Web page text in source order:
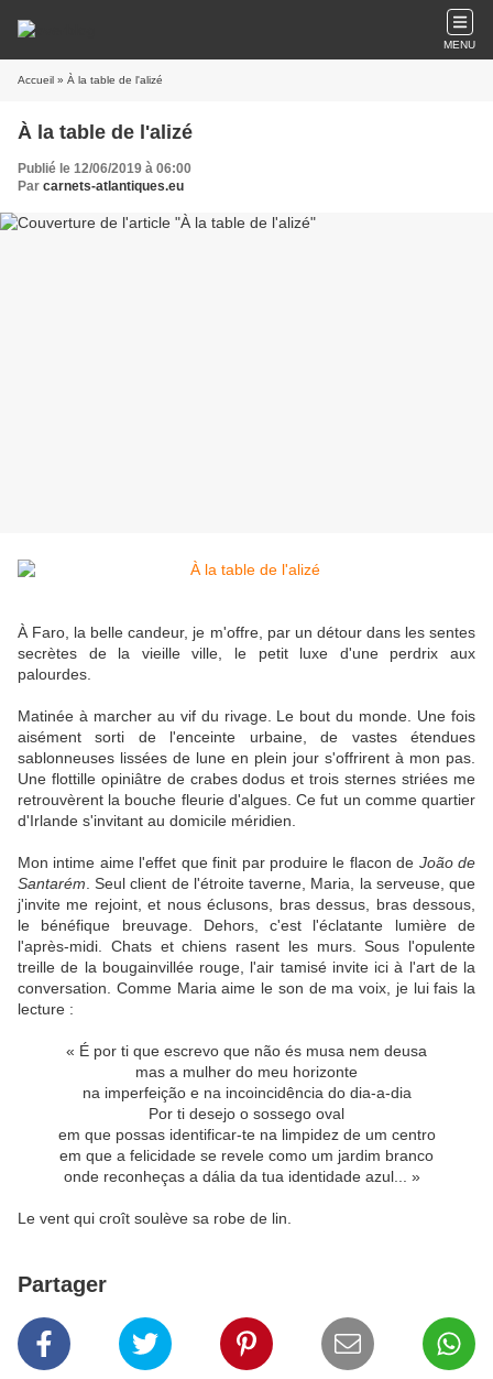
MENU
Accueil » À la table de l'alizé
À la table de l'alizé
Publié le 12/06/2019 à 06:00
Par carnets-atlantiques.eu
À Faro, la belle candeur, je m'offre, par un détour dans les sentes
secrètes de la vieille ville, le petit luxe d'une perdrix aux
palourdes.
Matinée à marcher au vif du rivage. Le bout du monde. Une fois
aisément sorti de l'enceinte urbaine, de vastes étendues
sablonneuses lissées de lune en plein jour s'offrirent à mon pas.
Une flottille opiniâtre de crabes dodus et trois sternes striées me
retrouvèrent la bouche fleurie d'algues. Ce fut un comme quartier
d'Irlande s'invitant au domicile méridien.
Mon intime aime l'effet que finit par produire le flacon de João de
Santarém . Seul client de l'étroite taverne, Maria, la serveuse, que
j'invite me rejoint, et nous éclusons, bras dessus, bras dessous,
le bénéfique breuvage. Dehors, c'est l'éclatante lumière de
l'après-midi. Chats et chiens rasent les murs. Sous l'opulente
treille de la bougainvillée rouge, l'air tamisé invite ici à l'art de la
conversation. Comme Maria aime le son de ma voix, je lui fais la
lecture :
« É por ti que escrevo que não és musa nem deusa
mas a mulher do meu horizonte
na imperfeição e na incoincidência do dia-a-dia
Por ti desejo o sossego oval
em que possas identificar-te na limpidez de um centro
em que a felicidade se revele como um jardim branco
onde reconheças a dália da tua identidade azul... »
Le vent qui croît soulève sa robe de lin.
Partager